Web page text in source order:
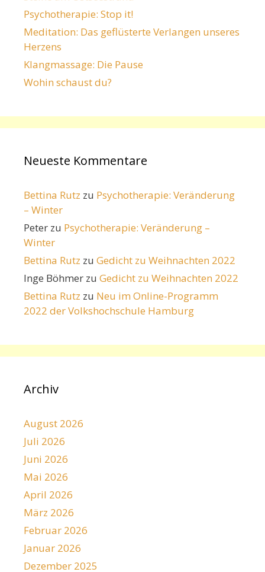
Psychotherapie: Stop it!
Meditation: Das geflüsterte Verlangen unseres
Herzens
Klangmassage: Die Pause
Wohin schaust du?
Neueste Kommentare
Bettina Rutz zu Psychotherapie: Veränderung
– Winter
Peter zu Psychotherapie: Veränderung –
Winter
Bettina Rutz zu Gedicht zu Weihnachten 2022
Inge Böhmer zu Gedicht zu Weihnachten 2022
Bettina Rutz zu Neu im Online-Programm
2022 der Volkshochschule Hamburg
Archiv
August 2026
Juli 2026
Juni 2026
Mai 2026
April 2026
März 2026
Februar 2026
Januar 2026
Dezember 2025